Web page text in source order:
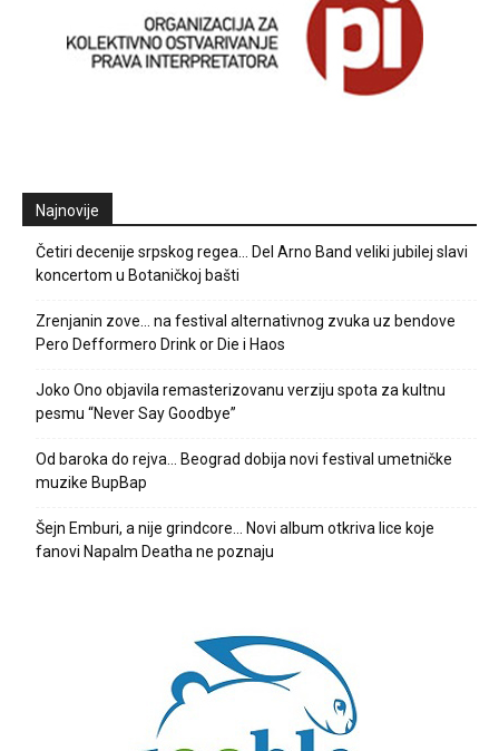
Najnovije
Četiri decenije srpskog regea… Del Arno Band veliki jubilej slavi
koncertom u Botaničkoj bašti
Zrenjanin zove… na festival alternativnog zvuka uz bendove
Pero Defformero Drink or Die i Haos
Joko Ono objavila remasterizovanu verziju spota za kultnu
pesmu “Never Say Goodbye”
Od baroka do rejva… Beograd dobija novi festival umetničke
muzike BupBap
Šejn Emburi, a nije grindcore… Novi album otkriva lice koje
fanovi Napalm Deatha ne poznaju